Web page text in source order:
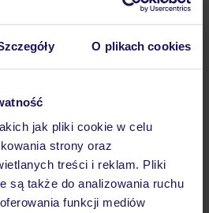
O plikach cookies
jak pliki cookie w celu
strony oraz
treści i reklam. Pliki
są także do analizowania ruchu
funkcji mediów